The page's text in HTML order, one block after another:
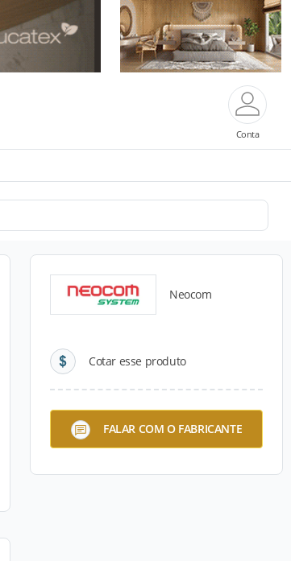
Conta
Neocom
Cotar esse produto
FALAR COM O FABRICANTE